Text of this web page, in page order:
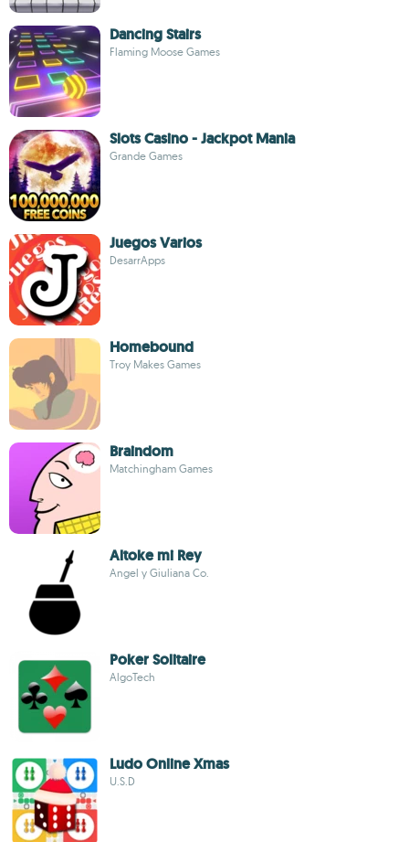
Dancing Stairs
Flaming Moose Games
Slots Casino - Jackpot Mania
Grande Games
Juegos Varios
DesarrApps
Homebound
Troy Makes Games
Braindom
Matchingham Games
Altoke mi Rey
Angel y Giuliana Co.
Poker Solitaire
AlgoTech
Ludo Online Xmas
U.S.D